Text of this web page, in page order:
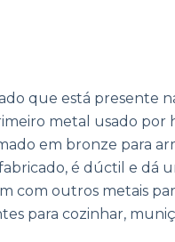
que está presente
metal usado
em bronze para
é dúctil e dá
outros metais
para cozinhar,